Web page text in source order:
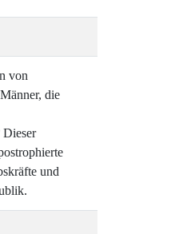
von
die
Dieser
und